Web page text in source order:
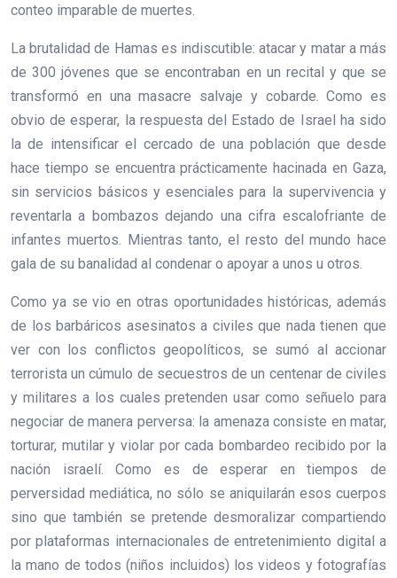
conteo imparable de muertes.
La brutalidad de Hamas es indiscutible: atacar y matar a más
de 300 jóvenes que se encontraban en un recital y que se
transformó en una masacre salvaje y cobarde. Como es
obvio de esperar, la respuesta del Estado de Israel ha sido
la de intensificar el cercado de una población que desde
hace tiempo se encuentra prácticamente hacinada en Gaza,
sin servicios básicos y esenciales para la supervivencia y
reventarla a bombazos dejando una cifra escalofriante de
infantes muertos. Mientras tanto, el resto del mundo hace
gala de su banalidad al condenar o apoyar a unos u otros.
Como ya se vio en otras oportunidades históricas, además
de los barbáricos asesinatos a civiles que nada tienen que
ver con los conflictos geopolíticos, se sumó al accionar
terrorista un cúmulo de secuestros de un centenar de civiles
y militares a los cuales pretenden usar como señuelo para
negociar de manera perversa: la amenaza consiste en matar,
torturar, mutilar y violar por cada bombardeo recibido por la
nación israelí. Como es de esperar en tiempos de
perversidad mediática, no sólo se aniquilarán esos cuerpos
sino que también se pretende desmoralizar compartiendo
por plataformas internacionales de entretenimiento digital a
la mano de todos (niños incluidos) los videos y fotografías